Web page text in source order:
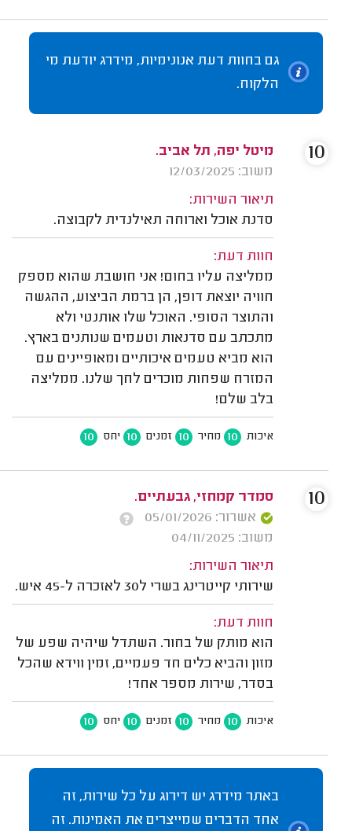
גם בחוות דעת אנונימיות, מידרג יודעת מי
הלקוח.
מיטל יפה, תל אביב.
משוב: 12/03/2025
תיאור השירות:
סדנת אוכל וארוחה תאילנדית לקבוצה.
חוות דעת:
ממליצה עליו בחום! אני חושבת שהוא מספק
חוויה יוצאת דופן, הן ברמת הביצוע, ההגשה
והתוצר הסופי. האוכל שלו אותנטי ולא
מתכתב עם סדנאות וטעמים שנותנים בארץ.
הוא מביא טעמים איכותיים ומאופיינים עם
המזרח שפחות מוכרים לחך שלנו. ממליצה
בלב שלם!
איכות 10 מחיר 10 זמנים 10 יחס 10
10
סמדר קמחזי, גבעתיים.
אשרור: 05/01/2026
משוב: 04/11/2025
תיאור השירות:
שירותי קייטרינג בשרי ל30 לאזכרה ל-45 איש.
חוות דעת:
הוא מותק של בחור. השתדל שיהיה שפע של
מזון והביא כלים חד פעמיים, זמין ווידא שהכל
בסדר, שירות מספר אחד!
איכות 10 מחיר 10 זמנים 10 יחס 10
10
באתר מידרג יש דירוג על כל שירות, זה
אחד הדברים שמייצרים את האמינות. זה